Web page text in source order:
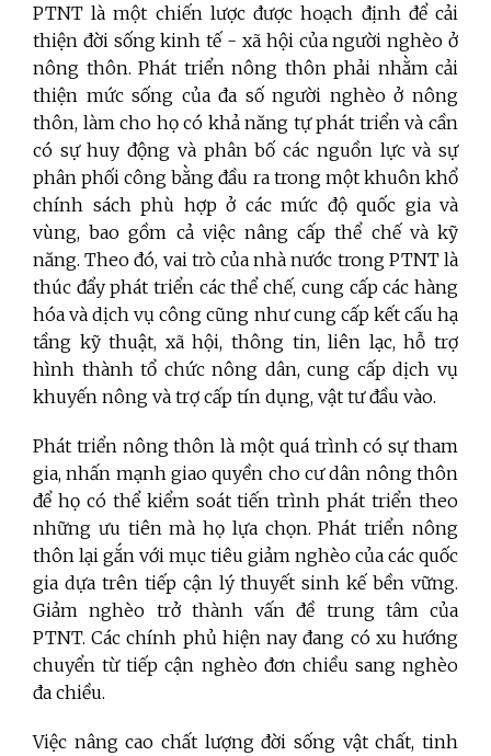
PTNT là một chiến lược được hoạch định để cải
thiện đời sống kinh tế - xã hội của người nghèo ở
nông thôn. Phát triển nông thôn phải nhằm cải
thiện mức sống của đa số người nghèo ở nông
thôn, làm cho họ có khả năng tự phát triển và cần
có sự huy động và phân bố các nguồn lực và sự
phân phối công bằng đầu ra trong một khuôn khổ
chính sách phù hợp ở các mức độ quốc gia và
vùng, bao gồm cả việc nâng cấp thể chế và kỹ
năng. Theo đó, vai trò của nhà nước trong PTNT là
thúc đẩy phát triển các thể chế, cung cấp các hàng
hóa và dịch vụ công cũng như cung cấp kết cấu hạ
tầng kỹ thuật, xã hội, thông tin, liên lạc, hỗ trợ
hình thành tổ chức nông dân, cung cấp dịch vụ
khuyến nông và trợ cấp tín dụng, vật tư đầu vào.
Phát triển nông thôn là một quá trình có sự tham
gia, nhấn mạnh giao quyền cho cư dân nông thôn
để họ có thể kiểm soát tiến trình phát triển theo
những ưu tiên mà họ lựa chọn. Phát triển nông
thôn lại gắn với mục tiêu giảm nghèo của các quốc
gia dựa trên tiếp cận lý thuyết sinh kế bền vững.
Giảm nghèo trở thành vấn đề trung tâm của
PTNT. Các chính phủ hiện nay đang có xu hướng
chuyển từ tiếp cận nghèo đơn chiều sang nghèo
đa chiều.
Việc nâng cao chất lượng đời sống vật chất, tinh